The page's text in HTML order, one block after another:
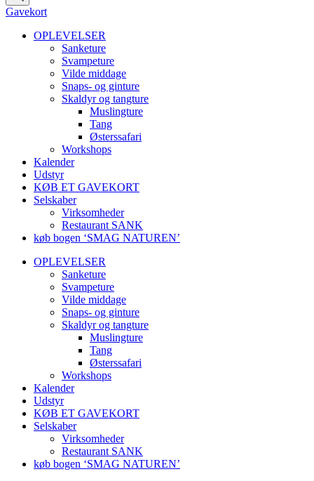
Gavekort
OPLEVELSER
Sanketure
Svampeture
Vilde middage
Snaps- og ginture
Skaldyr og tangture
Muslingture
Tang
Østerssafari
Workshops
Kalender
Udstyr
KØB ET GAVEKORT
Selskaber
Virksomheder
Restaurant SANK
køb bogen ‘SMAG NATUREN’
OPLEVELSER
Sanketure
Svampeture
Vilde middage
Snaps- og ginture
Skaldyr og tangture
Muslingture
Tang
Østerssafari
Workshops
Kalender
Udstyr
KØB ET GAVEKORT
Selskaber
Virksomheder
Restaurant SANK
køb bogen ‘SMAG NATUREN’